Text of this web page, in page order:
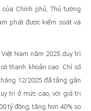
Chính phủ, Thủ tướng
phát được kiểm soát và
Nam năm 2025 duy trì
thanh khoản cao. Chỉ số
12/2025 đã tăng gần
trì ở mức cao, với giá trị
tỷ đồng, tăng hơn 40% so